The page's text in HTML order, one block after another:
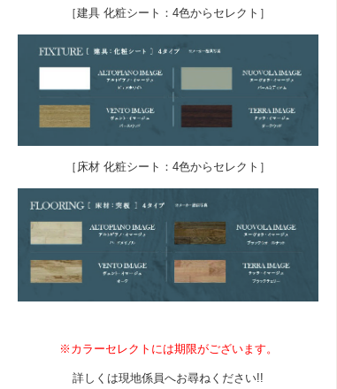
［建具 化粧シート：4色からセレクト］
［床材 化粧シート：4色からセレクト］
※カラーセレクトには期限がございます。
詳しくは現地係員へお尋ねください!!